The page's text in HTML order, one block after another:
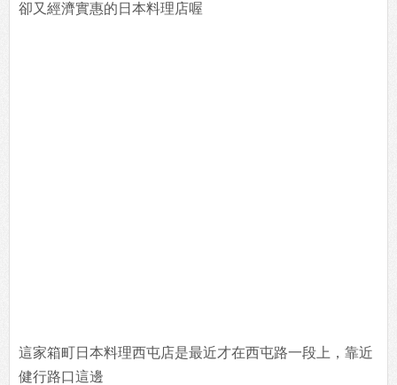
卻又經濟實惠的日本料理店喔
這家箱町日本料理西屯店是最近才在西屯路一段上，靠近
健行路口這邊